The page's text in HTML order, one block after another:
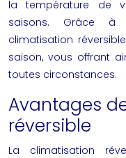
la température de
saisons. Grâce à
climatisation
saison, vous offrant
toutes circonstances.
Avantages
réversible
La climatisation